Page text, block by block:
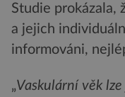
Studie prokázala,
a jejich
informováni,
„Vaskulární věk